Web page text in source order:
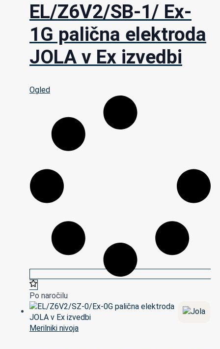
EL/Z6V2/SB-1/ Ex-
1G palična elektroda
JOLA v Ex izvedbi
Ogled
Po naročilu
Merilniki nivoja